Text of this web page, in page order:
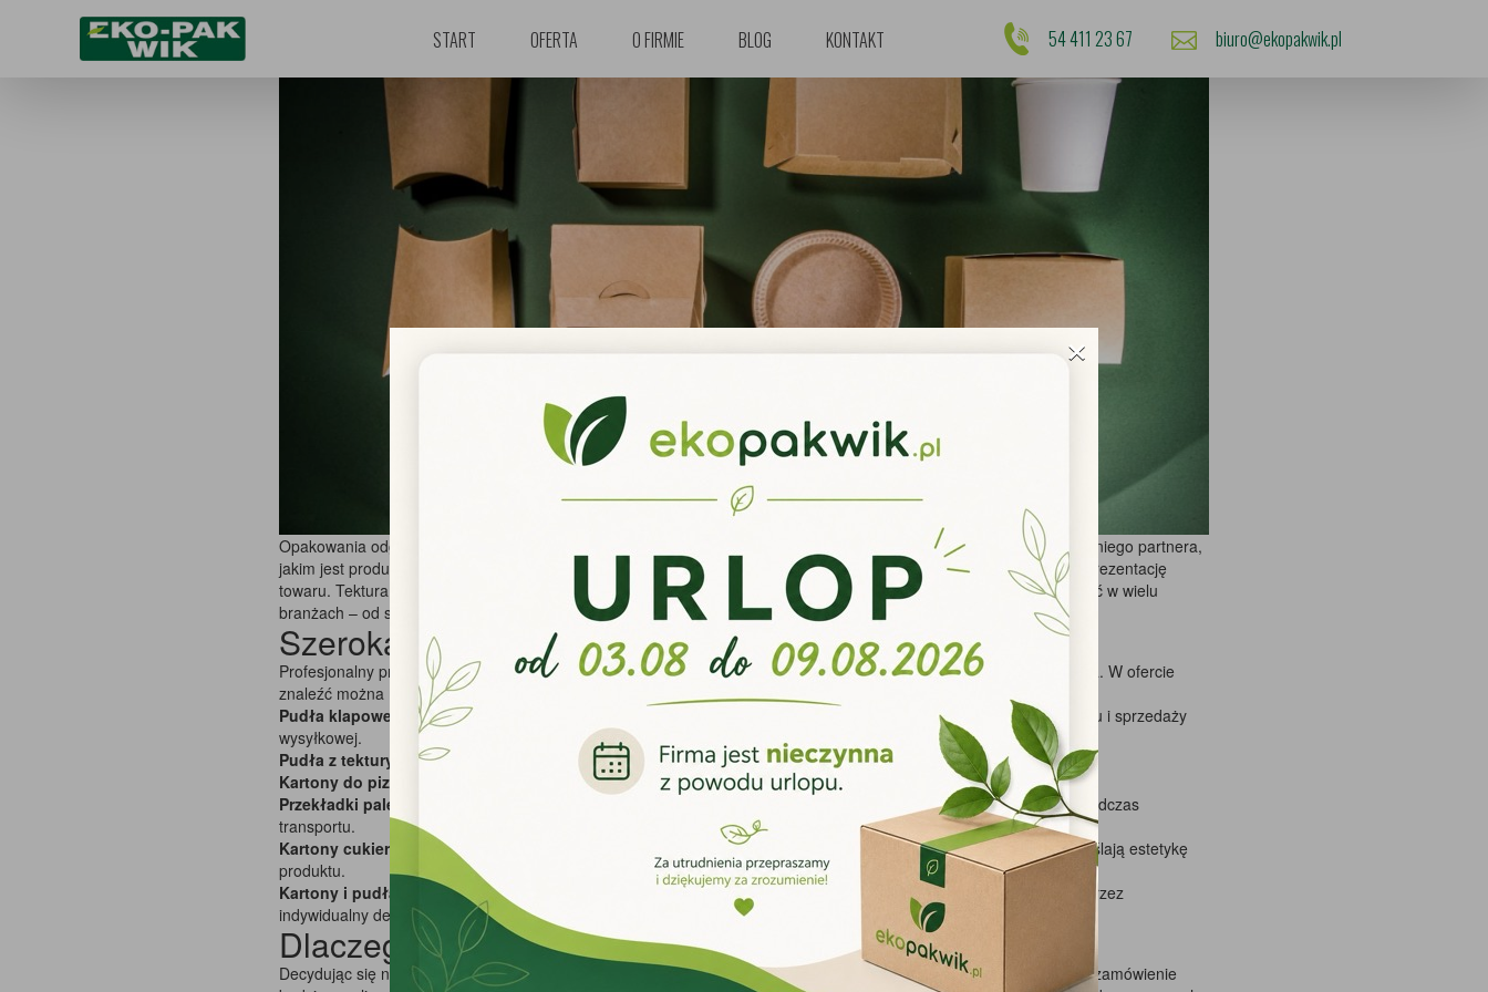
START OFERTA O FIRMIE BLOG KONTAKT 54 411 23 67 biuro@ekopakwik.pl
Opakowania odgrywają kluczową rolę w procesie sprzedaży, logistyki i budowania wizerunku marki. Wybór odpowiedniego partnera,
jakim jest producent opakowań tekturowych, to inwestycja w jakość, bezpieczeństwo produktów oraz profesjonalną prezentację
towaru. Tektura to materiał ekologiczny, trwały i niezwykle wszechstronny, dlatego zyskuje coraz większą popularność w wielu
branżach – od spożywczej, przez logistykę, aż po e-commerce.
Szeroka oferta opakowań tekturowych
Profesjonalny producent opakowań tekturowych zapewnia kompleksowe rozwiązania dostosowane do potrzeb klienta. W ofercie
znaleźć można między innymi:
Pudła klapowe z tektury– uniwersalne opakowania, które doskonale sprawdzają się w transporcie, magazynowaniu i sprzedaży
wysyłkowej.
Pudła z tektury jednostronnie klejone
– idealne do szybkiego składania i bezpiecznego pakowania produktów.
Kartony do pizzy
– niezbędne w gastronomii, zapewniające utrzymanie ciepła i świeżości potraw.
Przekładki paletowe
– stosowane w logistyce i magazynowaniu, gwarantujące stabilizację oraz ochronę towarów podczas
transportu.
Kartony cukiernicze
– eleganckie i funkcjonalne opakowania do ciast, tortów i wyrobów cukierniczych, które podkreślają estetykę
produktu.
Kartony i pudła z nadrukiem– pozwalające na personalizację opakowań i budowanie rozpoznawalności marki poprzez
indywidualny design.
Dlaczego warto wybrać profesjonalnego producenta?
Decydując się na współpracę z doświadczonym producentem opakowań tekturowych, zyskujesz pewność, że każde zamówienie
×